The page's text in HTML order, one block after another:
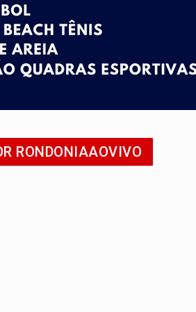
base secreta no satélite natural
carro que era rebocado para oficina no
frente do bar da Marleide
matar sobrinha grávida e com
RONDONIAAOVIVO